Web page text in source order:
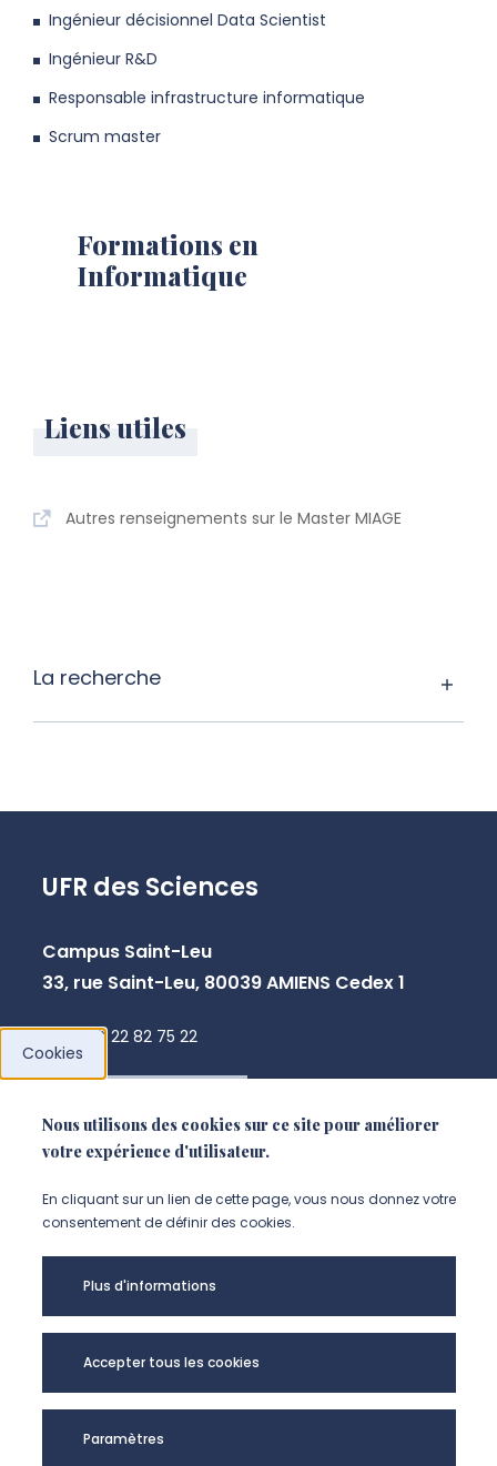
Ingénieur décisionnel Data Scientist
Ingénieur R&D
Responsable infrastructure informatique
Scrum master
Formations en
Informatique
Liens utiles
Autres renseignements sur le Master MIAGE
La recherche
UFR des Sciences
Campus Saint-Leu
33, rue Saint-Leu, 80039 AMIENS Cedex 1
+33 3 22 82 75 22
Université Picardie
Cookies
Nous utilisons des cookies sur ce site pour améliorer
votre expérience d'utilisateur.
En cliquant sur un lien de cette page, vous nous donnez votre
consentement de définir des cookies.
Plus d'informations
Accepter tous les cookies
Paramètres